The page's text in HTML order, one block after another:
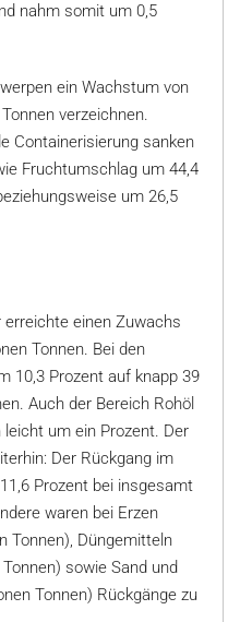
nahm somit um 0,5
ein Wachstum von
verzeichnen.
Containerisierung sanken
Fruchtumschlag um 44,4
um 26,5
einen Zuwachs
Tonnen. Bei den
10,3 Prozent auf knapp 39
Auch der Bereich Rohöl
um ein Prozent. Der
Der Rückgang im
Prozent bei insgesamt
waren bei Erzen
Tonnen), Düngemitteln
sowie Sand und
Tonnen) Rückgänge zu